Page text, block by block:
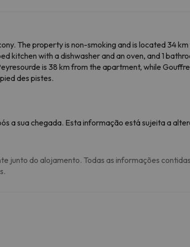
The property is non-smoking and is located 34
kitchen with a dishwasher and an oven, and 1
is 38 km from the apartment, while
des pistes.
a sua chegada. Esta informação está sujeita a
junto do alojamento. Todas as informações